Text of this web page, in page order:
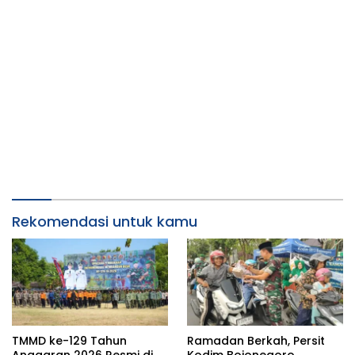
Rekomendasi untuk kamu
TMMD ke-129 Tahun
Ramadan Berkah, Persit